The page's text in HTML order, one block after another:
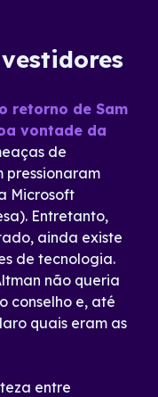
retorno de Sam
vontade da
de
pressionaram
Microsoft
Entretanto,
ainda existe
de tecnologia.
não queria
conselho e, até
quais eram as
entre